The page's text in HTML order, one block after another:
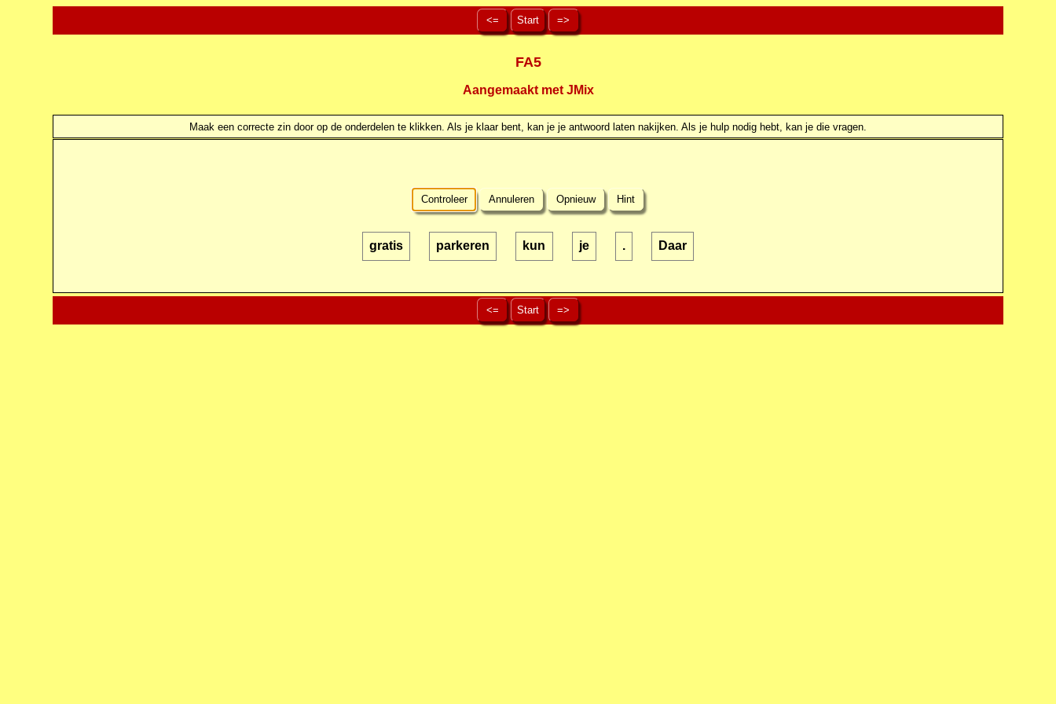
<= Start =>
FA5
Aangemaakt met JMix
Maak een correcte zin door op de onderdelen te klikken. Als je klaar bent, kan je je antwoord laten nakijken. Als je hulp nodig hebt, kan je die vragen.
Controleer Annuleren Opnieuw Hint
gratis parkeren kun je . Daar
<= Start =>